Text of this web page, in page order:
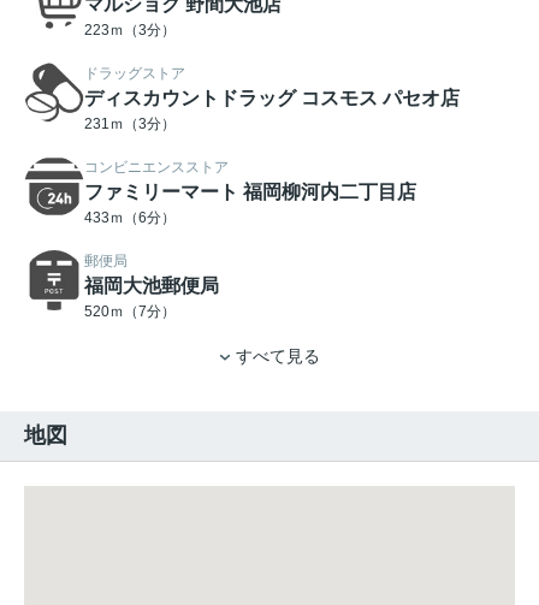
マルショク 野間大池店
223ｍ（3分）
ドラッグストア
ディスカウントドラッグ コスモス パセオ店
231ｍ（3分）
コンビニエンスストア
ファミリーマート 福岡柳河内二丁目店
433ｍ（6分）
郵便局
福岡大池郵便局
520ｍ（7分）
すべて見る
地図